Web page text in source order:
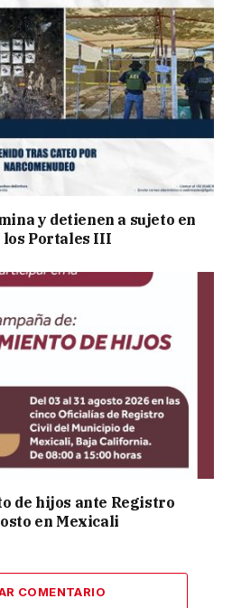
y detienen a sujeto en
los Portales III
de hijos ante Registro
en Mexicali
COMENTARIO